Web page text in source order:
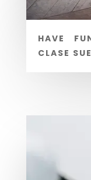
HAVE
CLASE